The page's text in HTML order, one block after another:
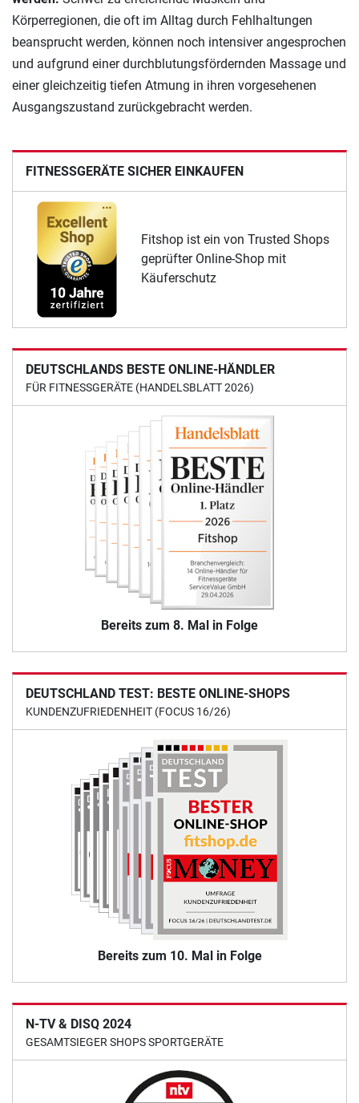
FITNESSGERÄTE SICHER EINKAUFEN
Fitshop ist ein von Trusted Shops
geprüfter Online-Shop mit
Käuferschutz
DEUTSCHLANDS BESTE ONLINE-HÄNDLER
FÜR FITNESSGERÄTE (HANDELSBLATT 2026)
Bereits zum 8. Mal in Folge
DEUTSCHLAND TEST: BESTE ONLINE-SHOPS
KUNDENZUFRIEDENHEIT (FOCUS 16/26)
Bereits zum 10. Mal in Folge
N-TV & DISQ 2024
GESAMTSIEGER SHOPS SPORTGERÄTE
Körperregionen, die oft im Alltag durch Fehlhaltungen
beansprucht werden, können noch intensiver angesprochen
und aufgrund einer durchblutungsfördernden Massage und
einer gleichzeitig tiefen Atmung in ihren vorgesehenen
Ausgangszustand zurückgebracht werden.